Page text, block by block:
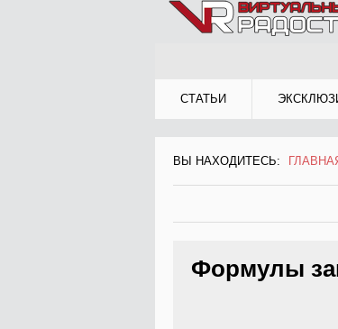
СТАТЬИ
ВЫ НАХОДИТЕСЬ:
ВЫ
Формулы